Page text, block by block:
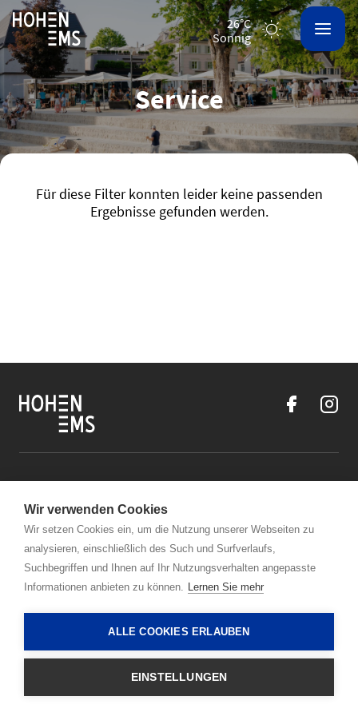
Wir verwenden Cookies
Wir setzen Cookies ein, um die Nutzung unserer Webseiten zu
analysieren, einschließlich des Such und Surfverlaufs,
Suchbegriffen und Ihnen auf Ihr Nutzungsverhalten angepasste
Informationen anbieten zu können. Lernen Sie mehr
ALLE COOKIES ERLAUBEN
EINSTELLUNGEN
26°C
sonnig
Service
Für diese Filter konnten leider keine passenden
Ergebnisse gefunden werden.
stadtmarketing@hohenems.at
Öffnungszeiten Stadtmarketing Hohenems
Links
© Bodensee Vorarlberg Tourismus